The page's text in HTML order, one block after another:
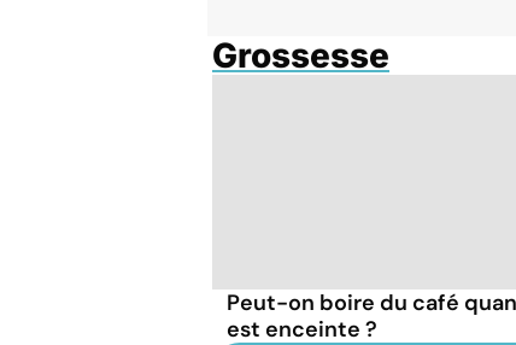
Grossesse
Peut-on boire du café
est enceinte ?